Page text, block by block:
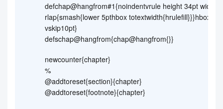
defchap@hangfrom#1{noindentvrule height 34pt width
rlap{smash{lower 5pthbox totextwidth{hrulefill}}}hbox{#1}
vskip10pt}
defschap@hangfrom{chap@hangfrom{}}
newcounter{chapter}
%
@addtoreset{section}{chapter}
@addtoreset{footnote}{chapter}